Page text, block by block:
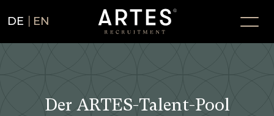
DE EN
Der ARTES-Talent-Pool